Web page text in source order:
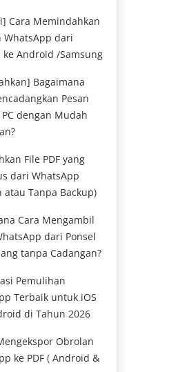
Cara Memindahkan
WhatsApp dari
Android /Samsung
Bagaimana
Pesan
dengan Mudah
File PDF yang
dari WhatsApp
atau Tanpa Backup)
Cara Mengambil
dari Ponsel
tanpa Cadangan?
Pemulihan
Terbaik untuk iOS
di Tahun 2026
Obrolan
ke PDF ( Android &